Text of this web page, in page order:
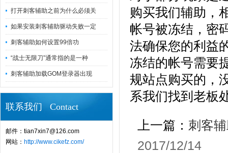
打开刺客辅助之前为什么必须关
如果安装刺客辅助驱动失败一定
刺客辅助如何设置99倍功
“战士无限刀”通常指的是一种
刺客辅助加载GOM登录器出现
联系我们 Contact
邮件：tian7xin7@126.com
网站： http://www.cikefz.com/
购买我们辅助，
帐号被冻结，密
法确保您的利益
冻结的帐号需要
规站点购买的，
系我们找到老板
上一篇： 刺客
2017/12/14